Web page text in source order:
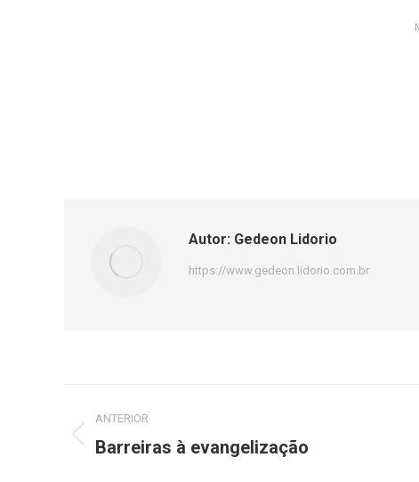
Autor: Gedeon Lidorio
https://www.gedeon.lidorio.com.br
de
ANTERIOR
Post
Barreiras à evangelização